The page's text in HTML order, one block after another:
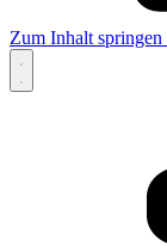
Zum Inhalt springen